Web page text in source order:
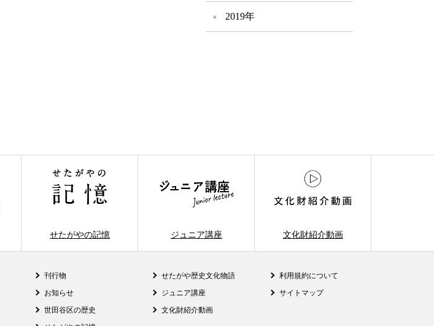
2019年
せたがやの記憶 ジュニア講座 文化財紹介動画
刊行物
お知らせ
世田谷区の歴史
せたがや歴史文化物語
ジュニア講座
文化財紹介動画
利用規約について
サイトマップ